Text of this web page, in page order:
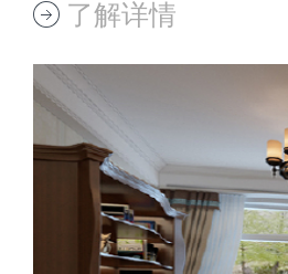
了解详情